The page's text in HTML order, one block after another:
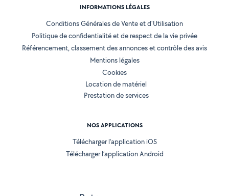
INFORMATIONS LÉGALES
Conditions Générales de Vente et d'Utilisation
Politique de confidentialité et de respect de la vie privée
Référencement, classement des annonces et contrôle des avis
Mentions légales
Cookies
Location de matériel
Prestation de services
NOS APPLICATIONS
Télécharger l’application iOS
Télécharger l’application Android